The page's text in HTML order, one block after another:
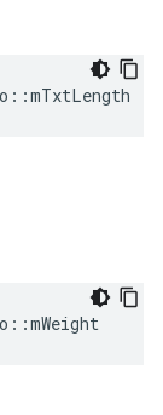
::mTxtLength
::mWeight